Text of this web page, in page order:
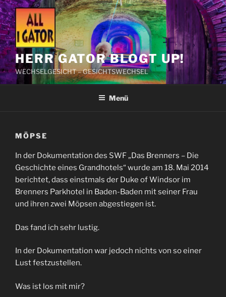
Zum
Inhalt
springen
HERR GATOR BLOGT UP!
WECHSELGESICHT – GESICHTSWECHSEL
Menü
MÖPSE
In der Dokumentation des SWF „Das Brenners – Die
Geschichte eines Grandhotels“ wurde am 18. Mai 2014
berichtet, dass einstmals der Duke of Windsor im
Brenners Parkhotel in Baden-Baden mit seiner Frau
und ihren zwei Möpsen abgestiegen ist.
Das fand ich sehr lustig.
In der Dokumentation war jedoch nichts von so einer
Lust festzustellen.
Was ist los mit mir?